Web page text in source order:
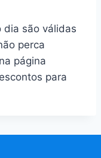
dia são válidas
perca
página
para